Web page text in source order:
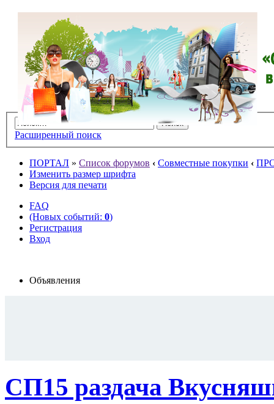
Расширенный поиск
ПОРТАЛ » Список форумов ‹ Совместные покупки ‹
Изменить размер шрифта
Версия для печати
FAQ
(Новых событий: 0)
Регистрация
Вход
Объявления
СП15 раздача